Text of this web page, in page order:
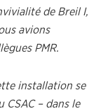
de Breil I,
avions
PMR.
installation se
CSAC – dans le